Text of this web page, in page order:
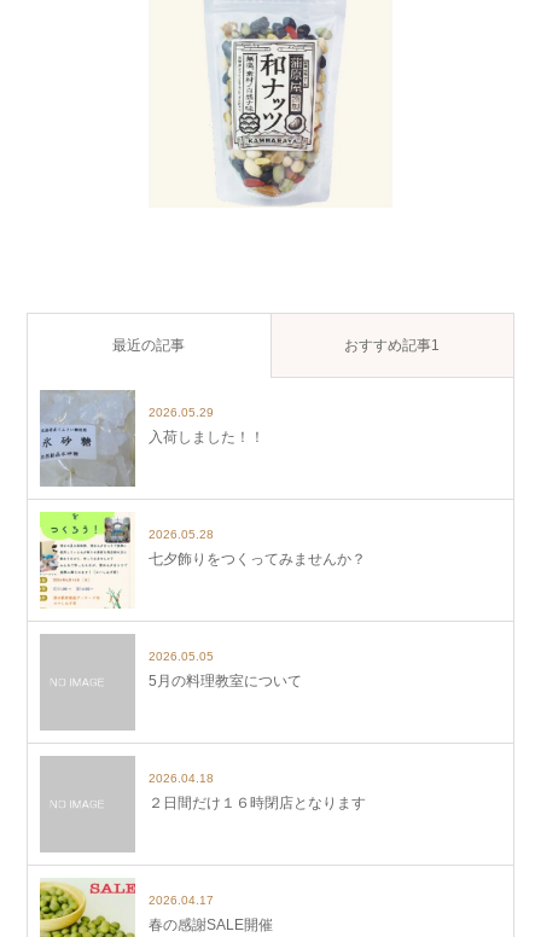
最近の記事 おすすめ記事1
2026.05.29
入荷しました！！
2026.05.28
七夕飾りをつくってみませんか？
2026.05.05
5月の料理教室について
2026.04.18
２日間だけ１６時閉店となります
2026.04.17
春の感謝SALE開催